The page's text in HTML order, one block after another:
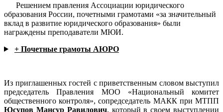
Решением правления Ассоциации юридического
образования России, почетными грамотами «за значительный
вклад в развитие юридического образования» были
награждены преподаватели МЮИ.
+ Почетные грамоты АЮРО
Из приглашенных гостей с приветственным словом выступил
председатель Правления МОО «Национальный комитет
общественного контроля», сопредседатель МАКК при МТПП
Юсупов Мансур Равилович, который в своем выступлении